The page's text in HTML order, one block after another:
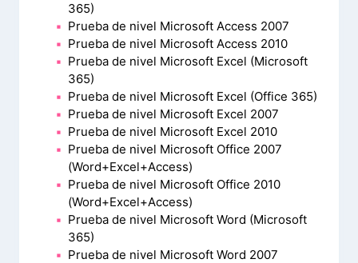
365)
Prueba de nivel Microsoft Access 2007
Prueba de nivel Microsoft Access 2010
Prueba de nivel Microsoft Excel (Microsoft
365)
Prueba de nivel Microsoft Excel (Office 365)
Prueba de nivel Microsoft Excel 2007
Prueba de nivel Microsoft Excel 2010
Prueba de nivel Microsoft Office 2007
(Word+Excel+Access)
Prueba de nivel Microsoft Office 2010
(Word+Excel+Access)
Prueba de nivel Microsoft Word (Microsoft
365)
Prueba de nivel Microsoft Word 2007